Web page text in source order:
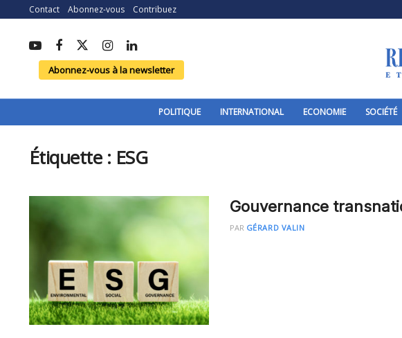
Contact Abonnez-vous Contribuez
Abonnez-vous à la newsletter
POLITIQUE INTERNATIONAL ECONOMIE SOCIÉTÉ
Étiquette : ESG
Gouvernance
PAR GÉRARD VALIN